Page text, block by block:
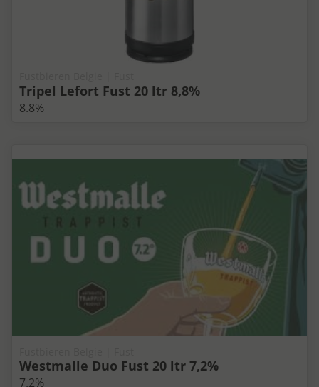
Tripel Lefort Fust 20 ltr 8,8%
8.8%
Westmalle Duo Fust 20 ltr 7,2%
7.2%